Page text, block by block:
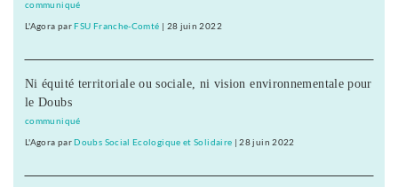
communiqué
L'Agora parFSU Franche-Comté | 28 juin 2022
Ni équité territoriale ou sociale, ni vision environnementale pour
le Doubs
communiqué
L'Agora parDoubs Social Ecologique et Solidaire |28 juin 2022